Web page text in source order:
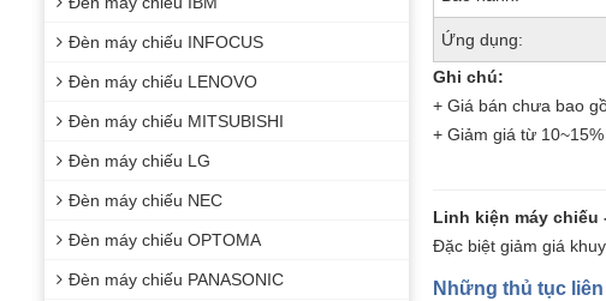
Ứng dụng:
Ghi chú:
+ Giá bán chưa bao
+ Giảm giá từ
Linh kiện máy chiếu
Đặc biệt giảm giá
Những thủ tục
Đèn máy chiếu INFOCUS
Đèn máy chiếu LENOVO
Đèn máy chiếu MITSUBISHI
Đèn máy chiếu LG
Đèn máy chiếu NEC
Đèn máy chiếu OPTOMA
Đèn máy chiếu PANASONIC